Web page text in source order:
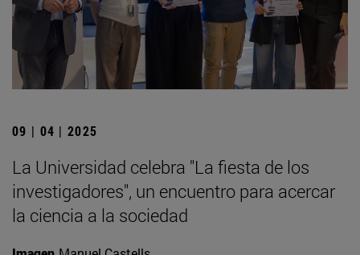
09 | 04 | 2025
La Universidad celebra "La fiesta de los
investigadores", un encuentro para acercar
la ciencia a la sociedad